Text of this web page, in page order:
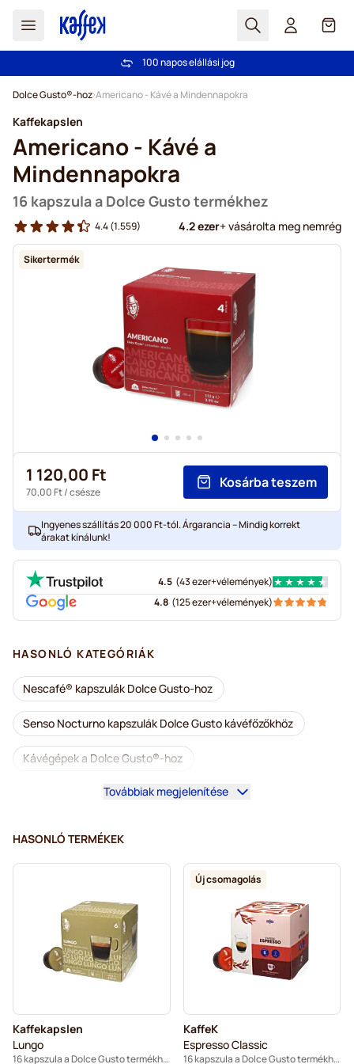
Search Cart
Ingyenes szállítás 20 000 Ft-tól
100 napos elállási jog
Dolce Gusto®-hoz Americano - Kávé a Mindennapokra
Sikertermék
Kaffekapslen
Americano - Kávé a
Mindennapokra
16 kapszula a Dolce Gusto termékhez
4.4(1.559) 4.2 ezer+ vásárolta meg nemrég
1 120,00 Ft
70,00 Ft/ csésze
Kosárba teszem
Ingyenes szállítás 20 000 Ft-tól. Árgarancia – Mindig korrekt
árakat kínálunk!
4.5 (43 ezer+vélemények)
4.8 (125 ezer+vélemények)
HASONLÓ KATEGÓRIÁK
Nescafé® kapszulák Dolce Gusto-hoz
Senso Nocturno kapszulák Dolce Gusto kávéfőzőkhöz
Kávégépek a Dolce Gusto®-hoz
Tartozékok a Dolce Gusto®-hoz
Vízkőoldás és tisztítás Dolce Gusto-hoz
Segafredo kapszulák Dolce Gusto kávéfőzőkhöz
Café René kapszulák Dolce Gusto kávéfőzőkhöz
Caffè Borbone kapszulák Dolce Gusto kávéfőzőkhöz
Kapszulák Dolce Gusto®-hoz
Továbbiak megjelenítése
HASONLÓ TERMÉKEK
Kaffekapslen
Lungo
16 kapszula a Dolce Gusto termékhez
Új csomagolás
KaffeK
Espresso Classic
16 kapszula a Dolce Gusto termékhez